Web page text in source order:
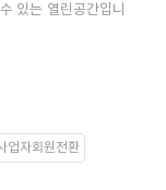
있는 열린공간입니
업자회원전환